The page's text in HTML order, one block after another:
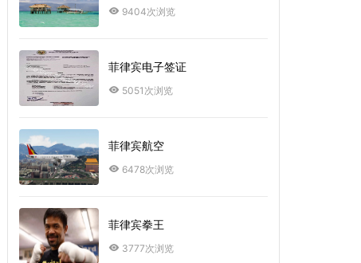
9404次浏览
菲律宾电子签证
5051次浏览
菲律宾航空
6478次浏览
菲律宾拳王
3777次浏览